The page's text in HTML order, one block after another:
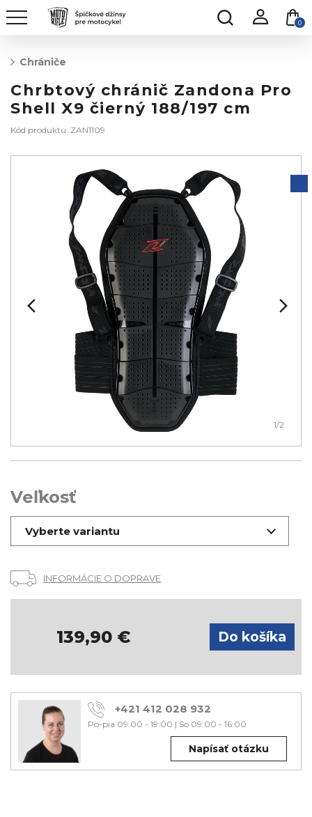
0
Chrániče
Chrbtový chránič Zandona Pro
Shell X9 čierný 188/197 cm
Kód produktu: ZAN1109
1/2
Veľkosť
Vyberte variantu
INFORMÁCIE O DOPRAVE
139,90 €
+421 412 028 932
Po-pia 09:00 - 19:00 | So 09:00 - 16:00
Napísať otázku